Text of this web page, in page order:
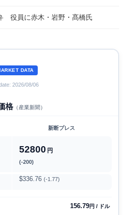
役員に赤木・岩野・髙橋氏
DATA
2026/08/06
格（産業新聞）
新断プレス
52800 円
(-200)
$336.76 (-1.77)
156.79円 / ドル